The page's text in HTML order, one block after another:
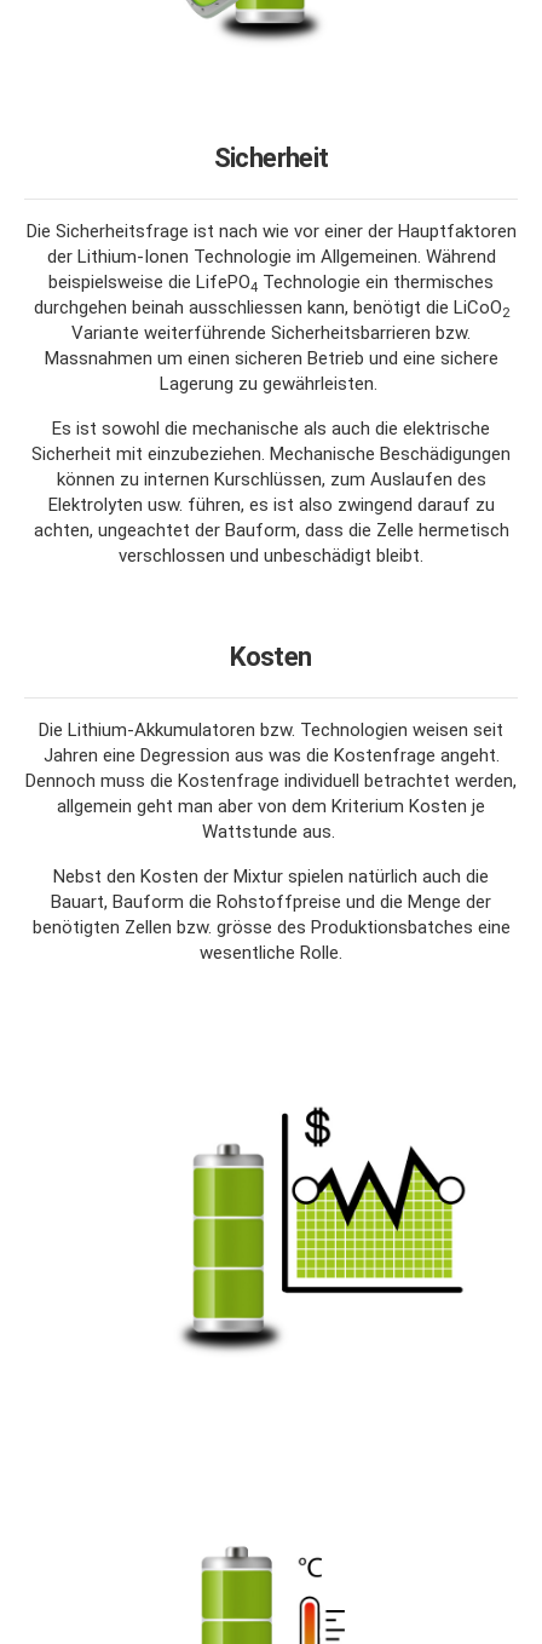
Sicherheit
Die Sicherheitsfrage ist nach wie vor einer der Hauptfaktoren
der Lithium-Ionen Technologie im Allgemeinen. Während
beispielsweise die LifePO4 Technologie ein thermisches
durchgehen beinah ausschliessen kann, benötigt die LiCoO2
Variante weiterführende Sicherheitsbarrieren bzw.
Massnahmen um einen sicheren Betrieb und eine sichere
Lagerung zu gewährleisten.
Es ist sowohl die mechanische als auch die elektrische
Sicherheit mit einzubeziehen. Mechanische Beschädigungen
können zu internen Kurschlüssen, zum Auslaufen des
Elektrolyten usw. führen, es ist also zwingend darauf zu
achten, ungeachtet der Bauform, dass die Zelle hermetisch
verschlossen und unbeschädigt bleibt.
Kosten
Die Lithium-Akkumulatoren bzw. Technologien weisen seit
Jahren eine Degression aus was die Kostenfrage angeht.
Dennoch muss die Kostenfrage individuell betrachtet werden,
allgemein geht man aber von dem Kriterium Kosten je
Wattstunde aus.
Nebst den Kosten der Mixtur spielen natürlich auch die
Bauart, Bauform die Rohstoffpreise und die Menge der
benötigten Zellen bzw. grösse des Produktionsbatches eine
wesentliche Rolle.